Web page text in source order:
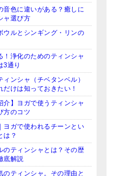
音色に違いがある？癒しに
ャ選び方
ウルとシンギング・リンの
！浄化のためのティンシャ
3通り
ィンシャ（チベタンベル）
だけは知っておきたい！
介】ヨガで使うティンシャ
方のコツ
ヨガで使われるチーンとい
は？
のティンシャとは？その歴
底解説
のティンシャ。その理由と